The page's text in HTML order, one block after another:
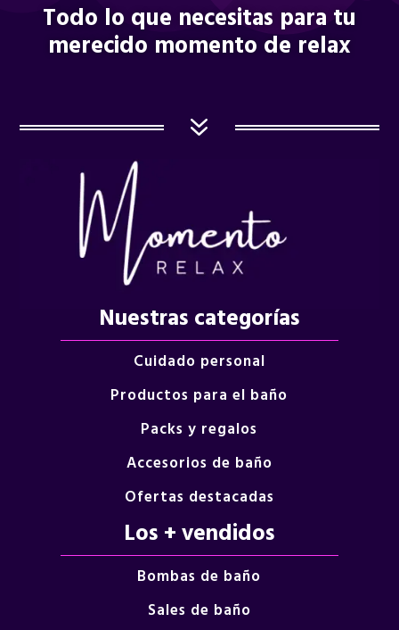
Todo lo que necesitas para tu
merecido momento de relax
7
Nuestras categorías
Cuidado personal
Productos para el baño
Packs y regalos
Accesorios de baño
Ofertas destacadas
Los + vendidos
Bombas de baño
Sales de baño